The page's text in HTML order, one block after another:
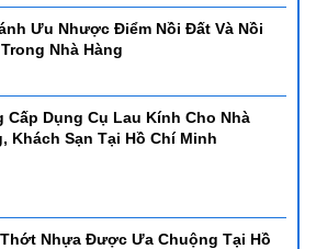
Ưu Nhược Điểm Nồi Đất Và Nồi
Nhà Hàng
Cấp Dụng Cụ Lau Kính Cho Nhà
Khách Sạn Tại Hồ Chí Minh
Nhựa Được Ưa Chuộng Tại Hồ